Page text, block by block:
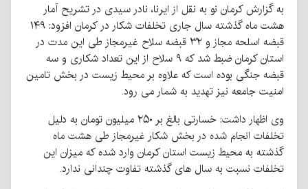
به گزارش کرمان نو به نقل از ایرنا، نادر سیدی در تشریح آمار
هشت ماه گذشته سال جاری تخلفات شکار در کرمان افزود: ۱۴۹
قبضه اسلحه مجاز و ۳۲ قبضه سلاح غیرمجاز طی این مدت در
استان کرمان ضبط شد که ۹ سلاح از این تعداد شکاری و سه
قبضه جنگی بوده است که علاوه بر محیط زیست در بخش تامین
امنیت جامعه نیز تهدید به شمار می رود.
وی اظهار داشت: خسارتی بالغ بر ۲۵۰ میلیون تومان به دلیل
تخلفات انجام شده در بخش شکار غیرمجاز طی هشت ماه
گذشته به محیط زیست استان کرمان وارد شده که میزان این
تخلفات نسبت به سال های گذشته تفاوت چندانی ندارد.